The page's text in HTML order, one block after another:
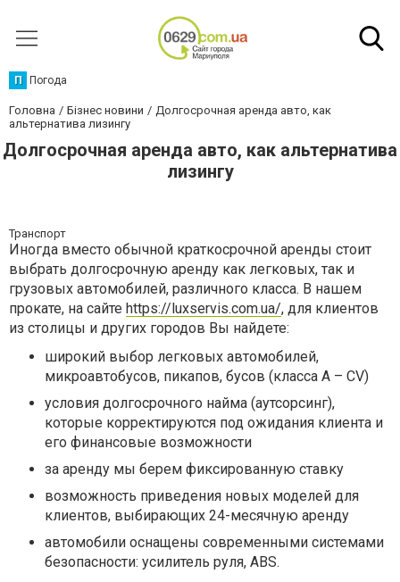
П Погода
Головна Бізнес новини
Долгосрочная аренда авто, как
альтернатива лизингу
Долгосрочная аренда авто, как альтернатива
лизингу
Транспорт
Иногда вместо обычной краткосрочной аренды стоит
выбрать долгосрочную аренду как легковых, так и
грузовых автомобилей, различного класса. В нашем
прокате, на сайте https://luxservis.com.ua/, для клиентов
из столицы и других городов Вы найдете:
широкий выбор легковых автомобилей,
микроавтобусов, пикапов, бусов (класса A – CV)
условия долгосрочного найма (аутсорсинг),
которые корректируются под ожидания клиента и
его финансовые возможности
за аренду мы берем фиксированную ставку
возможность приведения новых моделей для
клиентов, выбирающих 24-месячную аренду
автомобили оснащены современными системами
безопасности: усилитель руля, ABS.